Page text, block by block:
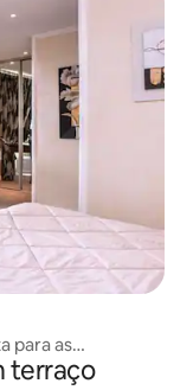
para as
terraço